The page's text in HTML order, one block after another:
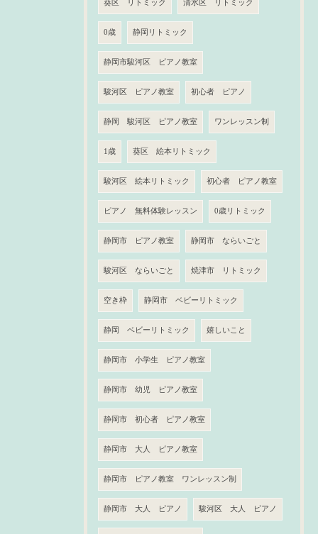
葵区 リトミック 清水区 リトミック
0歳 静岡リトミック
静岡市駿河区 ピアノ教室
駿河区 ピアノ教室 初心者 ピアノ
静岡 駿河区 ピアノ教室 ワンレッスン制
1歳 葵区 絵本リトミック
駿河区 絵本リトミック 初心者 ピアノ教室
ピアノ 無料体験レッスン 0歳リトミック
静岡市 ピアノ教室 静岡市 ならいごと
駿河区 ならいごと 焼津市 リトミック
空き枠 静岡市 ベビーリトミック
静岡 ベビーリトミック 嬉しいこと
静岡市 小学生 ピアノ教室
静岡市 幼児 ピアノ教室
静岡市 初心者 ピアノ教室
静岡市 大人 ピアノ教室
静岡市 ピアノ教室 ワンレッスン制
静岡市 大人 ピアノ 駿河区 大人 ピアノ